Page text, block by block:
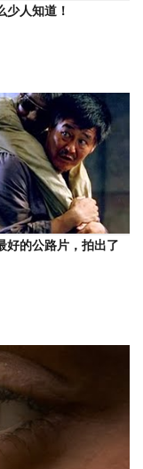
少人知道！
好的公路片，拍出了